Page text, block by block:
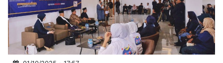
INDONESIA
Partner